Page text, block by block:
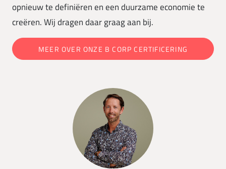
opnieuw te definiëren en een duurzame economie te
creëren. Wij dragen daar graag aan bij.
MEER OVER ONZE B CORP CERTIFICERING